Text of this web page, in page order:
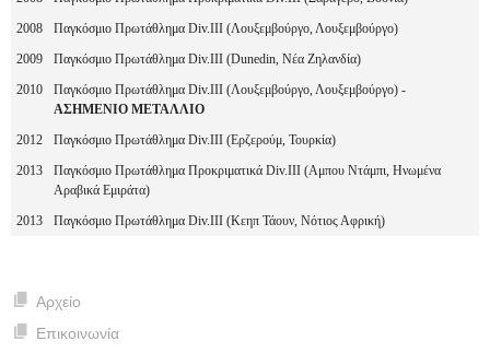
2008
Παγκόσμιο Πρωτάθλημα Div.III (Λουξεμβούργο, Λουξεμβούργο)
2009
Παγκόσμιο Πρωτάθλημα Div.III (Dunedin, Νέα Ζηλανδία)
2010
Παγκόσμιο Πρωτάθλημα Div.III (Λουξεμβούργο, Λουξεμβούργο) -
ΑΣΗΜΕΝΙΟ ΜΕΤΑΛΛΙΟ
2012
Παγκόσμιο Πρωτάθλημα Div.III (Ερζερούμ, Τουρκία)
2013
Παγκόσμιο Πρωτάθλημα Προκριματικά Div.III (Αμπου Ντάμπι, Ηνωμένα
Αραβικά Εμιράτα)
2013
Παγκόσμιο Πρωτάθλημα Div.III (Κεηπ Τάουν, Νότιος Αφρική)
Αρχείο
Επικοινωνία